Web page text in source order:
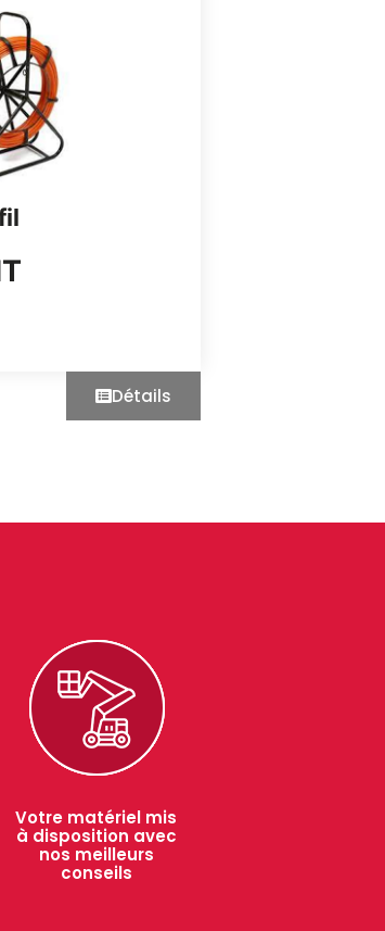
Détails
Votre matériel mis
à disposition avec
nos meilleurs
conseils